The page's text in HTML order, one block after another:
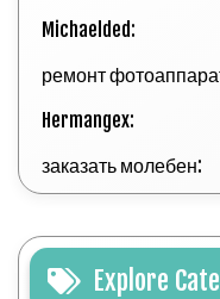
Michaelded:
ремонт
Hermangex:
заказать молебен:
Explore